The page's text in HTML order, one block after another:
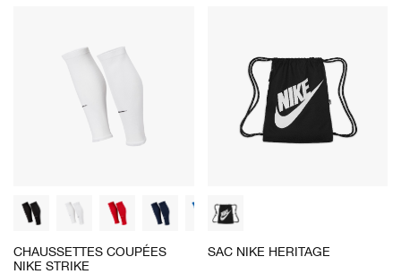
CHAUSSETTES COUPÉES
NIKE STRIKE
SAC NIKE HERITAGE